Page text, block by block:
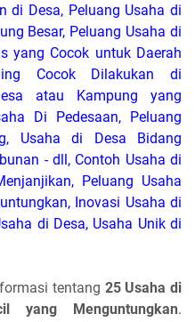
di Desa, Peluang Usaha di
Besar, Peluang Usaha di
yang Cocok untuk Daerah
Cocok Dilakukan di
atau Kampung yang
Di Pedesaan, Peluang
Usaha di Desa Bidang
- dll, Contoh Usaha di
Peluang Usaha
Inovasi Usaha di
di Desa, Usaha Unik di
tentang 25 Usaha di
yang Menguntungkan.